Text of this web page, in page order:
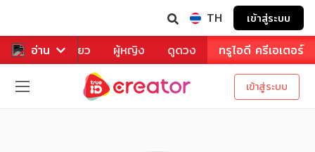
TH เข้าสู่ระบบ
อ่าน
หาร ท่องเที่ยว ผู้หญิง ดูดวง ทรูไอดี ครีเอเตอร์
เข้าสู่ระบบ